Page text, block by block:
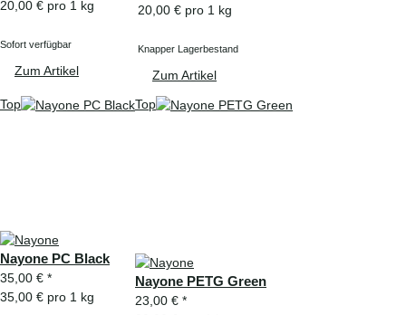
20,00 € pro 1 kg
Sofort verfügbar
Zum Artikel
20,00 € pro 1 kg
Knapper Lagerbestand
Zum Artikel
Top
Nayone PC Black
35,00 € *
35,00 € pro 1 kg
Top
Nayone PETG Green
23,00 € *